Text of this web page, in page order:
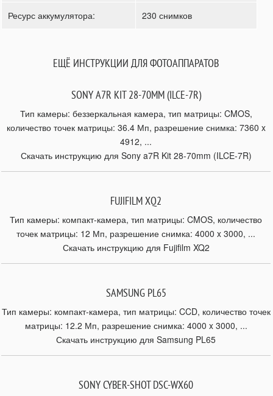
Ресурс аккумулятора: 230 снимков
ЕЩЁ ИНСТРУКЦИИ ДЛЯ ФОТОАППАРАТОВ
SONY A7R KIT 28-70MM (ILCE-7R)
Тип камеры: беззеркальная камера, тип матрицы: CMOS,
количество точек матрицы: 36.4 Мп, разрешение снимка: 7360 x
4912, ...
Скачать инструкцию для Sony a7R Kit 28-70mm (ILCE-7R)
FUJIFILM XQ2
Тип камеры: компакт-камера, тип матрицы: CMOS, количество
точек матрицы: 12 Мп, разрешение снимка: 4000 x 3000, ...
Скачать инструкцию для Fujifilm XQ2
SAMSUNG PL65
Тип камеры: компакт-камера, тип матрицы: CCD, количество точек
матрицы: 12.2 Мп, разрешение снимка: 4000 x 3000, ...
Скачать инструкцию для Samsung PL65
SONY CYBER-SHOT DSC-WX60